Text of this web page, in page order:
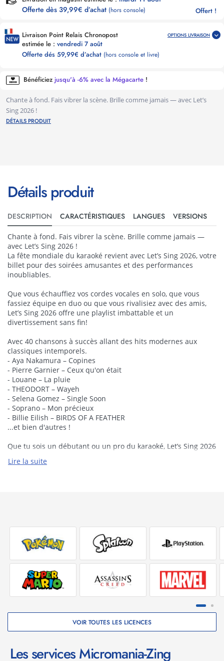
Offerte dès 39,99€ d’achat (hors console) Offert !
Livraison Point Relais Chronopost
estimée le : vendredi 7 août
Offerte dés 59,99€ d’achat (hors console et livre)
OPTIONS LIVRAISON
Bénéficiez jusqu'à -6% avec la Mégacarte !
Chante à fond. Fais vibrer la scène. Brille comme jamais — avec Let’s
Sing 2026 !
DÉTAILS PRODUIT
Détails produit
DESCRIPTION CARACTÉRISTIQUES LANGUES VERSIONS
Chante à fond. Fais vibrer la scène. Brille comme jamais —
avec Let’s Sing 2026 !
La fête mondiale du karaoké revient avec Let’s Sing 2026, votre
billet pour des soirées amusantes et des performances
inoubliables.
Que vous échauffiez vos cordes vocales en solo, que vous
fassiez équipe en duo ou que vous rivalisiez avec des amis,
Let’s Sing 2026 offre une playlist imbattable et un
divertissement sans fin!
Avec 40 chansons à succès allant des hits modernes aux
classiques intemporels.
- Aya Nakamura – Copines
- Pierre Garnier – Ceux qu'on était
- Louane – La pluie
- THEODORT – Wayeh
- Selena Gomez – Single Soon
- Soprano – Mon précieux
- Billie Eilish – BIRDS OF A FEATHER
...et bien d'autres !
Que tu sois un débutant ou un pro du karaoké, Let’s Sing 2026
Prépare-toi à faire le show !
l'application companion gratuite.
1 mois de Pass VIP gratuit inclus – débloquez plus de
180 chansons supplémentaires.
Lire la suite
VOIR TOUTES LES LICENCES
Les services Micromania-Zing